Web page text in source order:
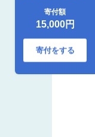
寄付額
15,000円
寄付をする